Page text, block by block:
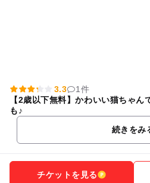
3.3
1件
【2歳以下無料】かわいい猫ちゃ
も♪
続きをみ
チケットを見る